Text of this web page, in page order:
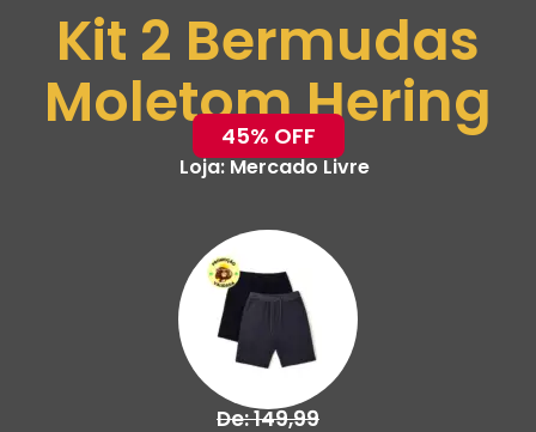
Kit 2 Bermudas
Moletom Hering
45% OFF
Loja:Mercado Livre
De: 149,99